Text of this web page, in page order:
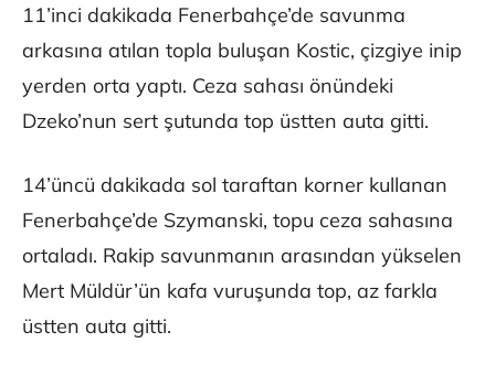
11’inci dakikada Fenerbahçe’de savunma
arkasına atılan topla buluşan Kostic, çizgiye inip
yerden orta yaptı. Ceza sahası önündeki
Dzeko’nun sert şutunda top üstten auta gitti.
14’üncü dakikada sol taraftan korner kullanan
Fenerbahçe’de Szymanski, topu ceza sahasına
ortaladı. Rakip savunmanın arasından yükselen
Mert Müldür’ün kafa vuruşunda top, az farkla
üstten auta gitti.